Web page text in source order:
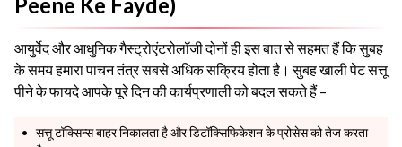
आयुर्वेद और आधुनिक गैस्ट्रोएंटरोलॉजी दोनों ही इस बात से सहमत हैं कि सुबह
के समय हमारा पाचन तंत्र सबसे अधिक सक्रिय होता है। सुबह खाली पेट सत्तू
पीने के फायदे आपके पूरे दिन की कार्यप्रणाली को बदल सकते हैं –
सत्तू टॉक्सिन्स बाहर निकालता है और डिटॉक्सिफिकेशन के प्रोसेस को तेज करता